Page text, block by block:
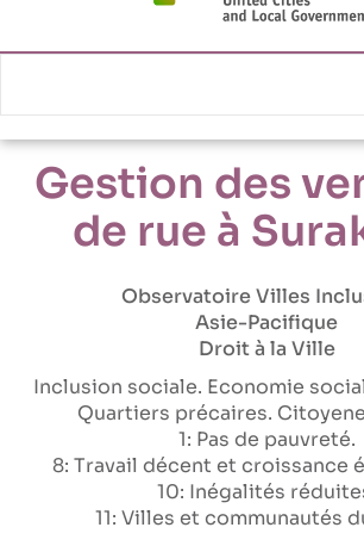
Répertoire de pratiques
Gestion des
de rue à
Observatoire Villes
Asie-Pacifique
Droit à la Ville
Inclusion sociale Economie
Quartiers précaires
1: Pas de pauvreté
8: Travail décent et croissance
10: Inégalités
11: Villes et communautés